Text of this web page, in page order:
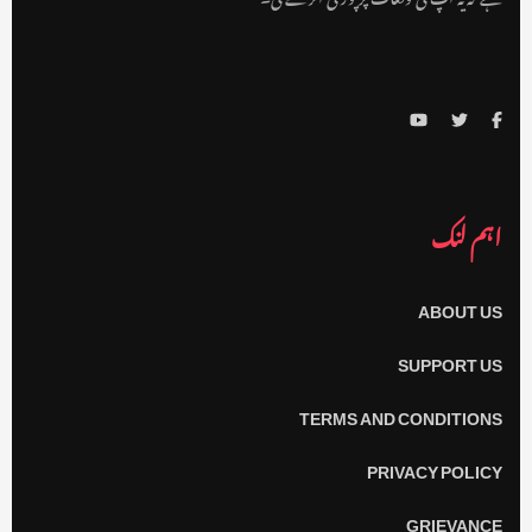
اہم لنک
ABOUT US
SUPPORT US
TERMS AND CONDITIONS
PRIVACY POLICY
GRIEVANCE